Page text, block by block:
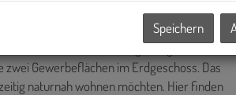
eine besondere Rolle ein: Zwei Bauteile die sich
harmonisch in die Umgebung ein und
zwei Gewerbeflächen im Erdgeschoss. Das
naturnah wohnen möchten. Hier finden
Speichern